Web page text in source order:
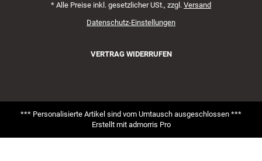
* Alle Preise inkl. gesetzlicher USt., zzgl. Versand
Datenschutz-Einstellungen
VERTRAG WIDERRUFEN
*** Personalisierte Artikel sind vom Umtausch ausgeschlossen ***
Erstellt mit admorris Pro